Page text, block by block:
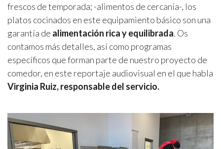
frescos de temporada; -alimentos de cercanía-, los
platos cocinados en este equipamiento básico son una
garantía de alimentación rica y equilibrada. Os
contamos más detalles, así como programas
específicos que forman parte de nuestro proyecto de
comedor, en este reportaje audiovisual en el que habla
Virginia Ruiz, responsable del servicio.